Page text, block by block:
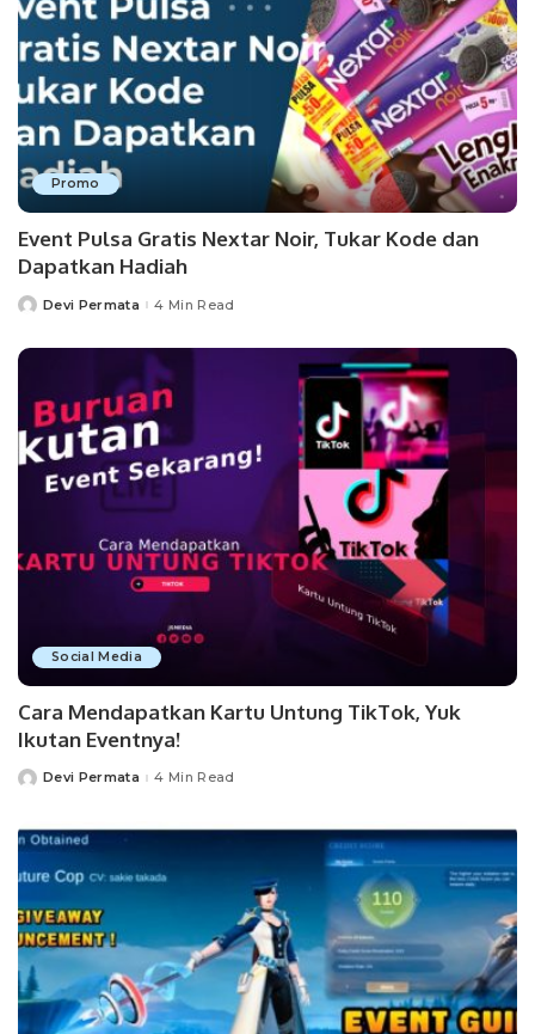
Promo
Event Pulsa Gratis Nextar Noir, Tukar Kode dan
Dapatkan Hadiah
PostedDevi Permata 4 Min Read
Social Media
Cara Mendapatkan Kartu Untung TikTok, Yuk
Ikutan Eventnya!
PostedDevi Permata 4 Min Read